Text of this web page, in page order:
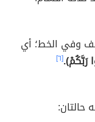
وفي الخط؛ أي
رَبَّكُمْ).[٦]
حالتان: